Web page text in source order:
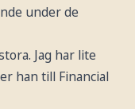
under de
Jag har lite
han till Financial